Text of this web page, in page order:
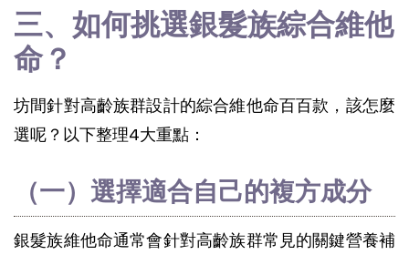
三、如何挑選銀髮族綜合維他
命？
坊間針對高齡族群設計的綜合維他命百百款，該怎麼
選呢？以下整理4大重點：
（一）選擇適合自己的複方成分
銀髮族維他命通常會針對高齡族群常見的關鍵營養補